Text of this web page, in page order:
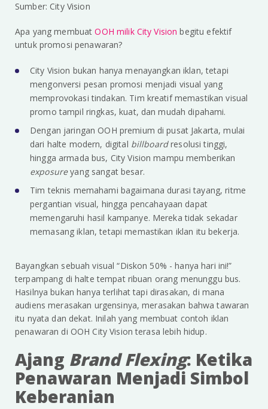
Sumber: City Vision
Apa yang membuatOOH milik City Vision begitu efektif
untuk promosi penawaran?
City Vision bukan hanya menayangkan iklan, tetapi
mengonversi pesan promosi menjadi visual yang
memprovokasi tindakan. Tim kreatif memastikan visual
promo tampil ringkas, kuat, dan mudah dipahami.
Dengan jaringan OOH premium di pusat Jakarta, mulai
dari halte modern, digital billboardresolusi tinggi,
hingga armada bus, City Vision mampu memberikan
exposureyang sangat besar.
Tim teknis memahami bagaimana durasi tayang, ritme
pergantian visual, hingga pencahayaan dapat
memengaruhi hasil kampanye. Mereka tidak sekadar
memasang iklan, tetapi memastikan iklan itu bekerja.
Bayangkan sebuah visual “Diskon 50% - hanya hari ini!”
terpampang di halte tempat ribuan orang menunggu bus.
Hasilnya bukan hanya terlihat tapi dirasakan, di mana
audiens merasakan urgensinya, merasakan bahwa tawaran
itu nyata dan dekat. Inilah yang membuat contoh iklan
penawaran di OOH City Vision terasa lebih hidup.
Ajang Brand Flexing: Ketika
Penawaran Menjadi Simbol
Keberanian